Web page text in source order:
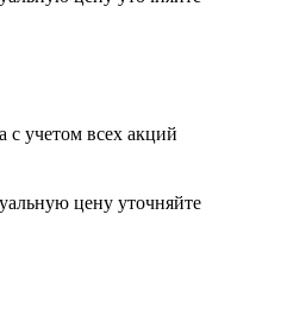
с учетом всех акций
цену уточняйте